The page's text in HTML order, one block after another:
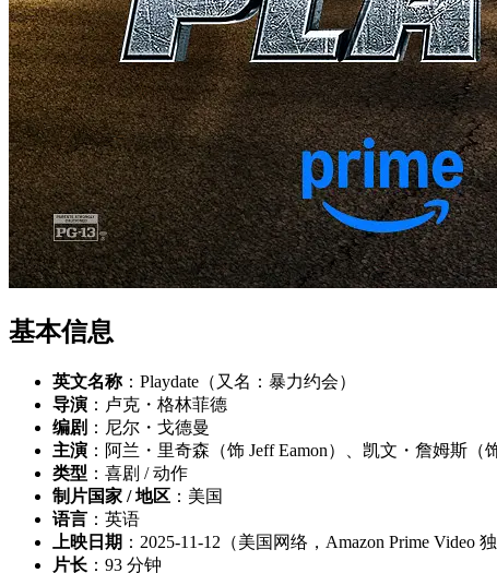
基本信息
英文名称：Playdate（又名：暴力约会）
导演 ：卢克・格林菲德
编剧 ：尼尔・戈德曼
主演 ：阿兰・里奇森（饰 Jeff Eamon）、凯文・詹姆斯
类型 ：喜剧 / 动作
制片国家 / 地区 ：美国
语言 ：英语
上映日期 ：2025-11-12（美国网络，Amazon Prime Video
片长 ：93 分钟